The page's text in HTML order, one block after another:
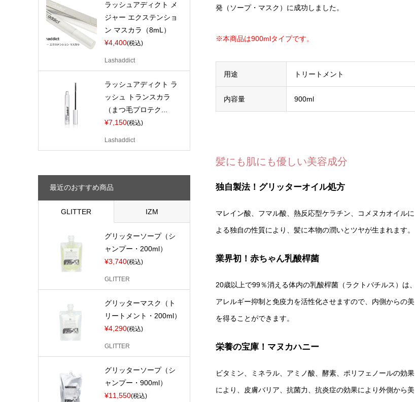
発（ソープ・マスク）に成功しました。
※本商品は900mlタイプです。
用途 トリートメント
内容量 900ml
髪にも肌にも優しい美容成分
独自製法！グリッターオイル処方
マレイン酸、フマル酸、熱反応型ケラチン、コメヌカオイルに
よる独自の性質により、髪に本物の潤いとツヤが生まれます。
業界初！赤ちゃん乳酸桿菌
20歳以上で99％消える体内の乳酸桿菌（ラクトバチルス）は、
アレルギー抑制と免疫力を活性化させますので、内側からの美
を得ることができます。
栄養の宝庫！マヌカハニー
ビタミン、ミネラル、アミノ酸、酵素、ポリフェノールの効果
により、皮膚バリア、抗菌力、抗炎症の効果により外側から美
ラッシュアディクト メ
ジャー エクステンショ
ン マスカラ（8mL）
¥4,400(税込)
Lashaddict
ラッシュアディクト ラ
ッシュ トランスカラ
（まつ毛プロテク...
¥7,150(税込)
Lashaddict
最近のおすすめ商品
GLITTER IZM
グリッターソープ（シ
ャンプー・200ml）
¥3,740(税込)
GLITTER
グリッターマスク（ト
リートメント・200ml）
¥4,290(税込)
GLITTER
グリッターソープ（シ
ャンプー・900ml）
¥11,550(税込)